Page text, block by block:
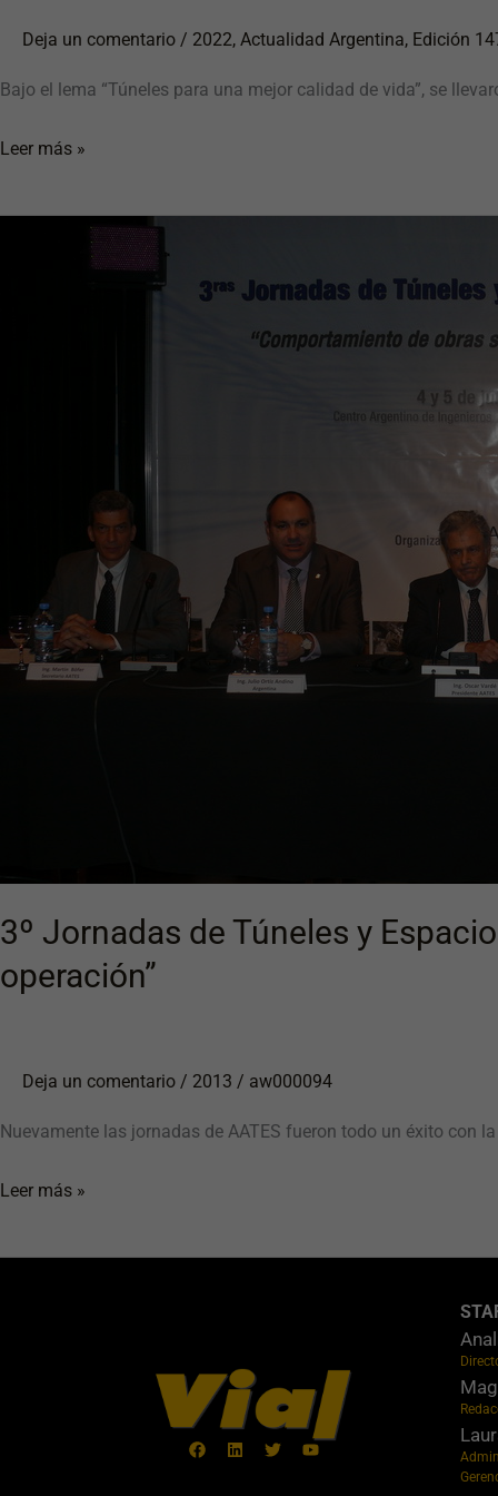
Deja un comentario / 2022, Actualidad Argentina, Edición
Bajo el lema “Túneles para una mejor calidad de vida”, se
Leer más »
3º Jornadas de Túneles y
operación”
Deja un comentario / 2013 / aw000094
Nuevamente las jornadas de AATES fueron todo un éxito con
subterráneas
operación”
Leer más »